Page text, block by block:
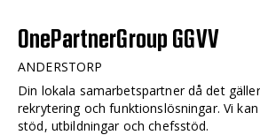
OnePartnerGroup GGVV
ANDERSTORP
Din lokala samarbetspartner då det
rekrytering och funktionslösningar. Vi
stöd, utbildningar och chefsstöd.